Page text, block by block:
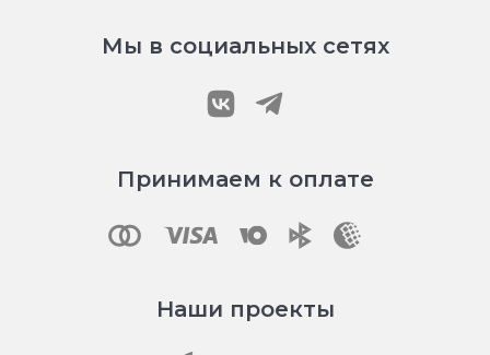
Мы в социальных сетях
Принимаем к оплате
Наши проекты